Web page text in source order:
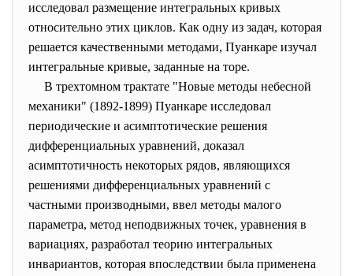
исследовал размещение интегральных кривых
относительно этих циклов. Как одну из задач, которая
решается качественными методами, Пуанкаре изучал
интегральные кривые, заданные на торе.
В трехтомном трактате "Новые методы небесной
механики" (1892-1899) Пуанкаре исследовал
периодические и асимптотические решения
дифференциальных уравнений, доказал
асимптотичность некоторых рядов, являющихся
решениями дифференциальных уравнений с
частными производными, ввел методы малого
параметра, метод неподвижных точек, уравнения в
вариациях, разработал теорию интегральных
инвариантов, которая впоследствии была применена